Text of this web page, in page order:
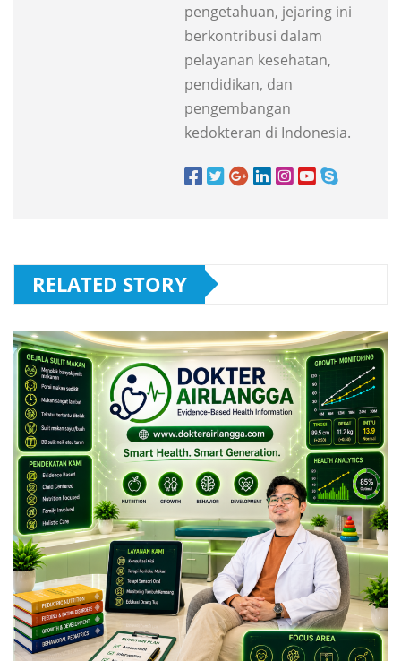
pengetahuan, jejaring ini
berkontribusi dalam
pelayanan kesehatan,
pendidikan, dan
pengembangan
kedokteran di Indonesia.
RELATED STORY